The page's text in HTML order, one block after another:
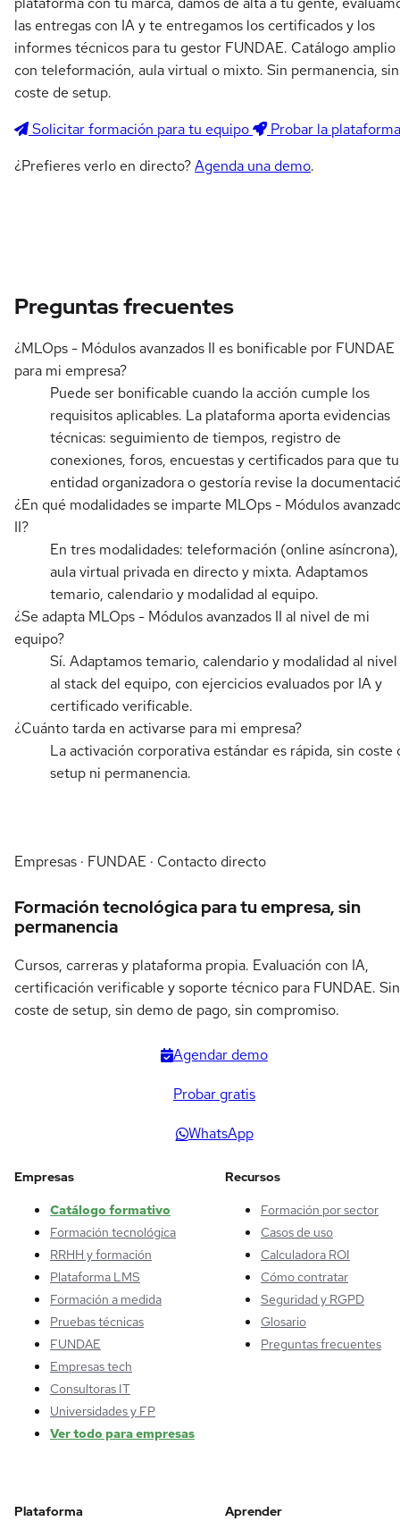
las entregas con IA y te entregamos los certificados y los
informes técnicos para tu gestor FUNDAE. Catálogo amplio
con teleformación, aula virtual o mixto. Sin permanencia, sin
coste de setup.
Solicitar formación para tu equipo
Probar la plataforma
¿Prefieres verlo en directo?Agenda una demo.
Preguntas frecuentes
¿MLOps - Módulos avanzados II es bonificable por FUNDAE
para mi empresa?
Puede ser bonificable cuando la acción cumple los
requisitos aplicables. La plataforma aporta evidencias
técnicas: seguimiento de tiempos, registro de
conexiones, foros, encuestas y certificados para que tu
entidad organizadora o gestoría revise la
¿En qué modalidades se imparte MLOps - Módulos
II?
En tres modalidades: teleformación (online asíncrona),
aula virtual privada en directo y mixta. Adaptamos
temario, calendario y modalidad al equipo.
¿Se adapta MLOps - Módulos avanzados II al nivel de mi
equipo?
Sí. Adaptamos temario, calendario y modalidad al
al stack del equipo, con ejercicios evaluados por IA y
certificado verificable.
¿Cuánto tarda en activarse para mi empresa?
La activación corporativa estándar es rápida, sin coste
setup ni permanencia.
Empresas · FUNDAE · Contacto directo
Formación tecnológica para tu empresa, sin
permanencia
Cursos, carreras y plataforma propia. Evaluación con IA,
certificación verificable y soporte técnico para FUNDAE. Sin
coste de setup, sin demo de pago, sin compromiso.
Agendar demo
Probar gratis
WhatsApp
Empresas
Catálogo formativo
Formación tecnológica
RRHH y formación
Plataforma LMS
Formación a medida
Pruebas técnicas
FUNDAE
Empresas tech
Consultoras IT
Universidades y FP
Ver todo para empresas
Recursos
Formación por sector
Casos de uso
Calculadora ROI
Cómo contratar
Seguridad y RGPD
Glosario
Preguntas frecuentes
Plataforma Aprender